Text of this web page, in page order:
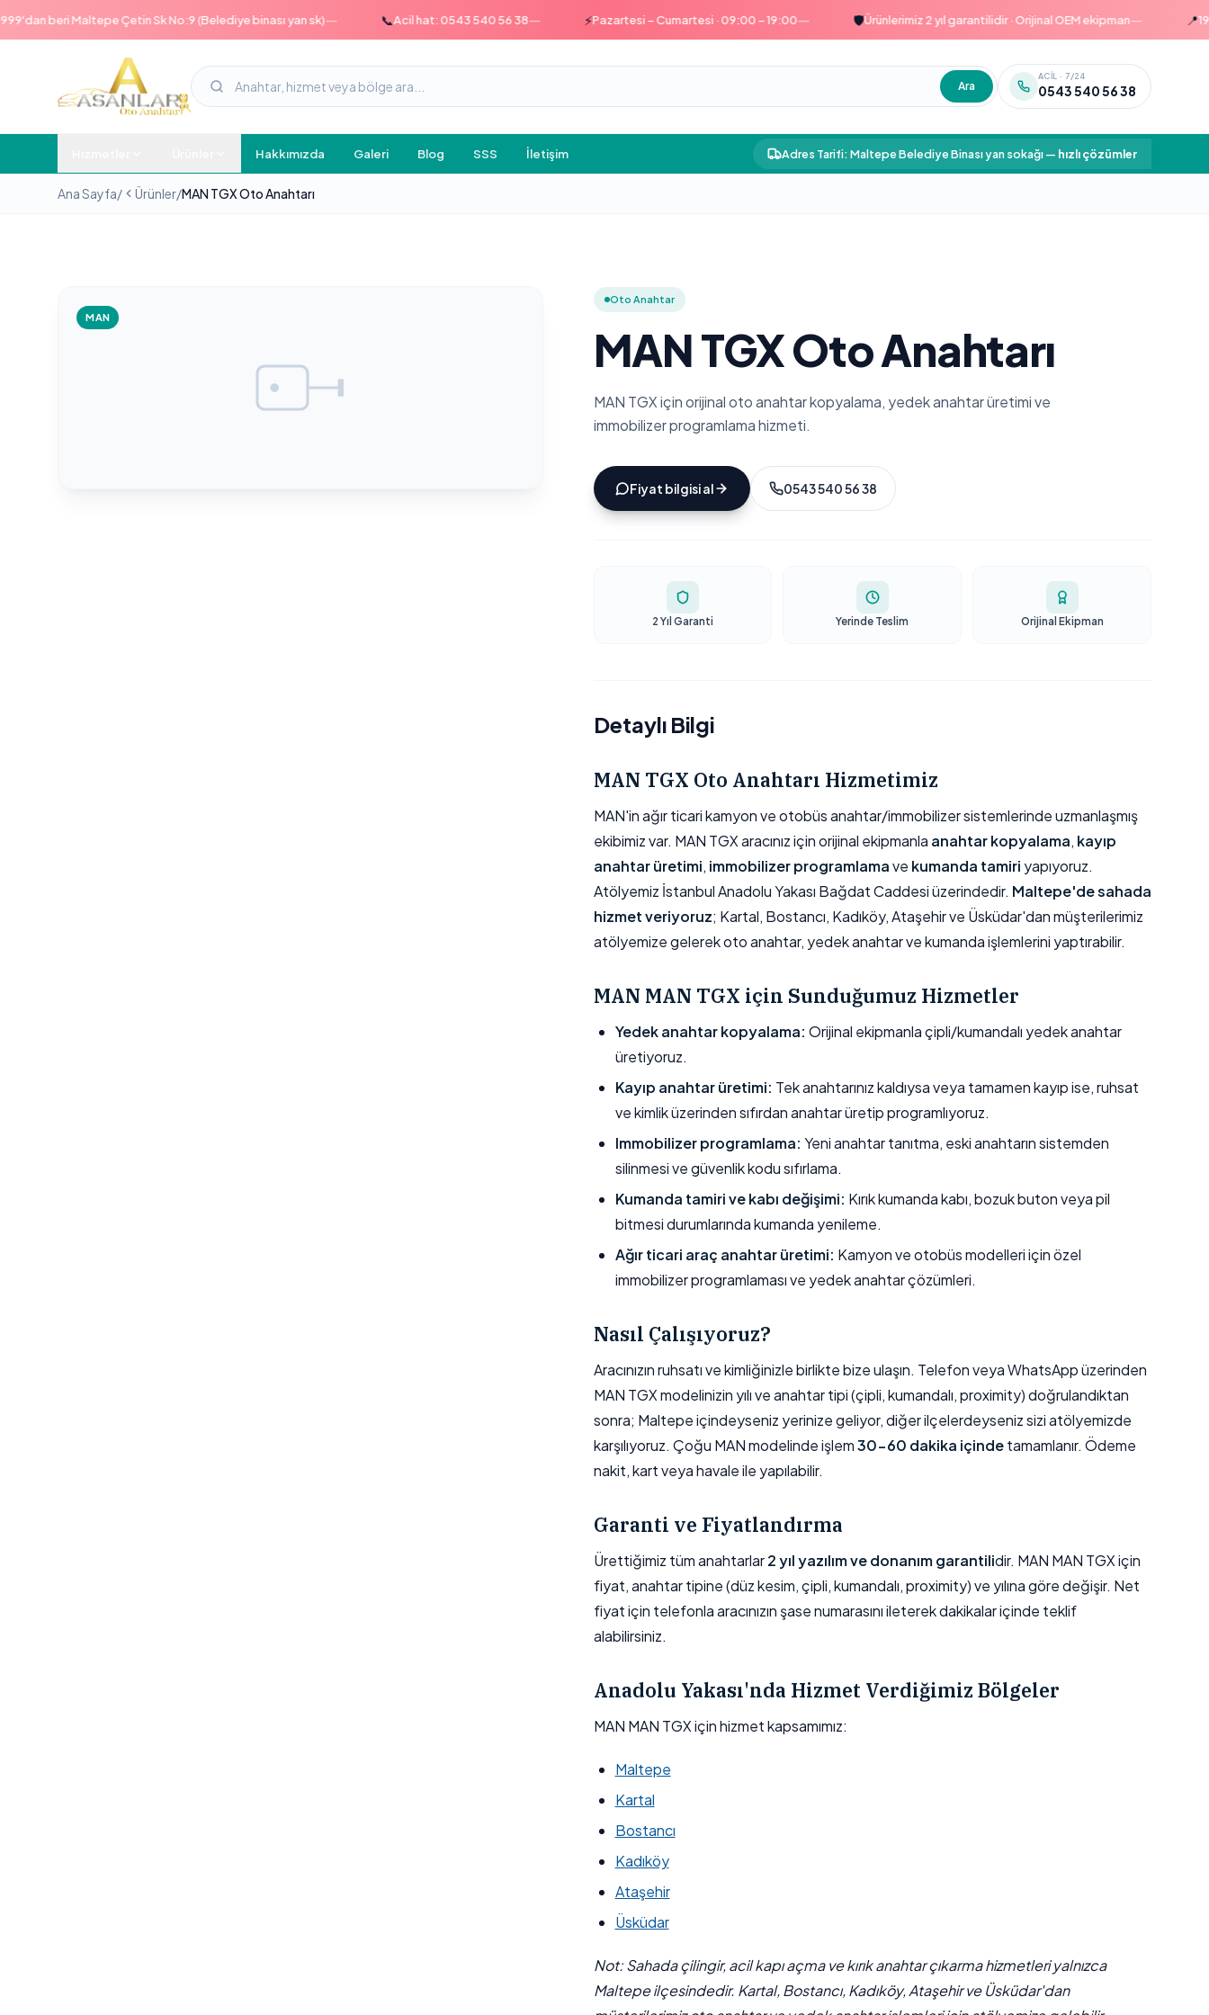
beri Maltepe Çetin Sk No:9 (Belediye binası yan sk)— Acil hat: 0543 540 56 38— Pazartesi – Cumartesi · 09:00 – 19:00— Ürünlerimiz 2 yıl garantilidir · Orijinal OEM ekipman—
Ara
ACIL · 7/24
0543 540 56 38
Hakkımızda Galeri Blog SSS İletişim Adres Tarifi: Maltepe Belediye Binası yan sokağı— hızlı çözümler
Ana Sayfa/ Ürünler/MAN TGX Oto Anahtarı
MAN
Oto Anahtar
MAN TGX Oto Anahtarı
MAN TGX için orijinal oto anahtar kopyalama, yedek anahtar üretimi ve
immobilizer programlama hizmeti.
Fiyat bilgisi al 0543 540 56 38
2 Yıl Garanti Yerinde Teslim Orijinal Ekipman
Detaylı Bilgi
MAN TGX Oto Anahtarı Hizmetimiz
MAN'in ağır ticari kamyon ve otobüs anahtar/immobilizer sistemlerinde uzmanlaşmış
ekibimiz var. MAN TGX aracınız için orijinal ekipmanla anahtar kopyalama, kayıp
anahtar üretimi, immobilizer programlamave kumanda tamiri yapıyoruz.
Atölyemiz İstanbul Anadolu Yakası Bağdat Caddesi üzerindedir. Maltepe'de sahada
hizmet veriyoruz; Kartal, Bostancı, Kadıköy, Ataşehir ve Üsküdar'dan müşterilerimiz
atölyemize gelerek oto anahtar, yedek anahtar ve kumanda işlemlerini yaptırabilir.
MAN MAN TGX için Sunduğumuz Hizmetler
Yedek anahtar kopyalama: Orijinal ekipmanla çipli/kumandalı yedek anahtar
üretiyoruz.
Kayıp anahtar üretimi: Tek anahtarınız kaldıysa veya tamamen kayıp ise, ruhsat
ve kimlik üzerinden sıfırdan anahtar üretip programlıyoruz.
Immobilizer programlama: Yeni anahtar tanıtma, eski anahtarın sistemden
silinmesi ve güvenlik kodu sıfırlama.
Kumanda tamiri ve kabı değişimi: Kırık kumanda kabı, bozuk buton veya pil
bitmesi durumlarında kumanda yenileme.
Ağır ticari araç anahtar üretimi: Kamyon ve otobüs modelleri için özel
immobilizer programlaması ve yedek anahtar çözümleri.
Nasıl Çalışıyoruz?
Aracınızın ruhsatı ve kimliğinizle birlikte bize ulaşın. Telefon veya WhatsApp üzerinden
MAN TGX modelinizin yılı ve anahtar tipi (çipli, kumandalı, proximity) doğrulandıktan
sonra; Maltepe içindeyseniz yerinize geliyor, diğer ilçelerdeyseniz sizi atölyemizde
karşılıyoruz. Çoğu MAN modelinde işlem30-60 dakika içindetamamlanır. Ödeme
nakit, kart veya havale ile yapılabilir.
Garanti ve Fiyatlandırma
Ürettiğimiz tüm anahtarlar2 yıl yazılım ve donanım garantilidir. MAN MAN TGX için
fiyat, anahtar tipine (düz kesim, çipli, kumandalı, proximity) ve yılına göre değişir. Net
fiyat için telefonla aracınızın şase numarasını ileterek dakikalar içinde teklif
alabilirsiniz.
Anadolu Yakası'nda Hizmet Verdiğimiz Bölgeler
MAN MAN TGX için hizmet kapsamımız:
Maltepe
Kartal
Bostancı
Kadıköy
Ataşehir
Üsküdar
Not: Sahada çilingir, acil kapı açma ve kırık anahtar çıkarma hizmetleri yalnızca
Maltepe ilçesindedir. Kartal, Bostancı, Kadıköy, Ataşehir ve Üsküdar'dan